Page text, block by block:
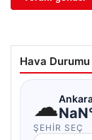
Hava Durumu
☁
ŞEHIR SEÇ